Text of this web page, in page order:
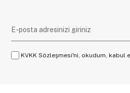
KVKK Sözleşmesi'ni, okudum, kabul